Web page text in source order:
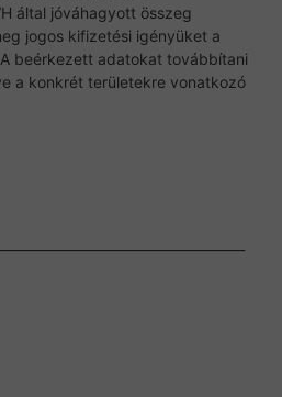
által jóváhagyott összeg
jogos kifizetési igényüket a
beérkezett adatokat továbbítani
a konkrét területekre vonatkozó